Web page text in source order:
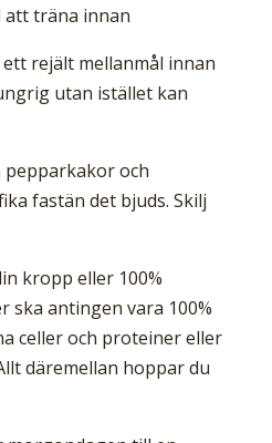
att träna innan
rejält mellanmål innan
utan istället kan
pepparkakor och
fastän det bjuds. Skilj
kropp eller 100%
ska antingen vara 100%
celler och proteiner eller
däremellan hoppar du